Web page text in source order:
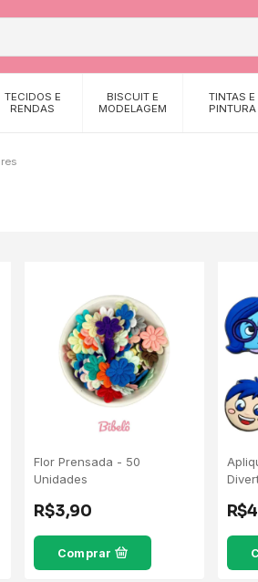
TECIDOS E
RENDAS
BISCUIT E
MODELAGEM
TINTAS E
PINTURA
Flor Prensada - 50
Unidades
R$3,90
Comprar